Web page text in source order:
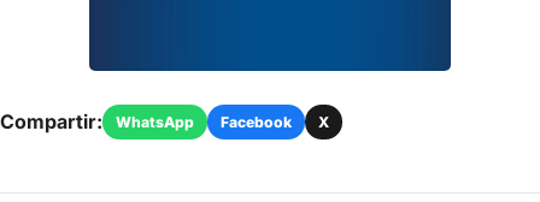
Compartir: WhatsApp Facebook X